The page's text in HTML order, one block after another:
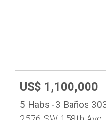
US$ 1,100,000
5 Habs - 3 Baños